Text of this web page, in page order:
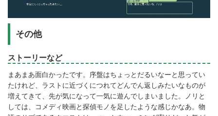
その他
ストーリーなど
まあまあ面白かったです。序盤はちょっとだるいなーと思ってい
たけれど、ラストに近づくにつれてどんでん返しみたいなものが
増えてきて、先が気になって一気に遊んでしまいました。ノリと
しては、コメディ映画と探偵モノを足したような感じかなあ。物